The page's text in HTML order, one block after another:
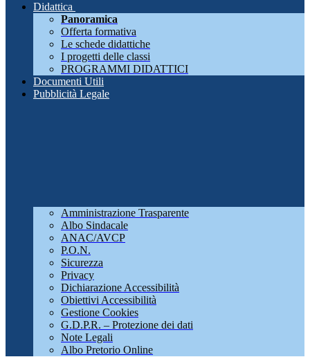
Didattica
Panoramica
Offerta formativa
Le schede didattiche
I progetti delle classi
PROGRAMMI DIDATTICI
Documenti Utili
Pubblicità Legale
Amministrazione Trasparente
Albo Sindacale
ANAC/AVCP
P.O.N.
Sicurezza
Privacy
Dichiarazione Accessibilità
Obiettivi Accessibilità
Gestione Cookies
G.D.P.R. – Protezione dei dati
Note Legali
Albo Pretorio Online